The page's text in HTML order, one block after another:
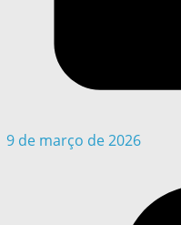
9 de março de 2026